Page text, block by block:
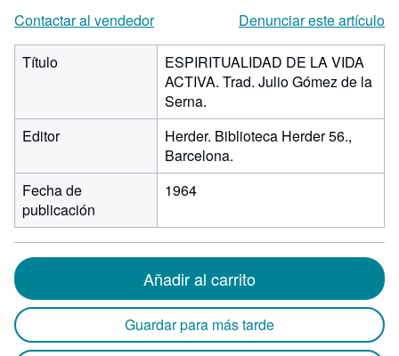
Contactar al vendedor
Denunciar este artículo
Título
ESPIRITUALIDAD DE LA VIDA
ACTIVA. Trad. Julio Gómez de la
Serna.
Editor
Herder. Biblioteca Herder 56.,
Barcelona.
Fecha de
publicación
1964
Añadir al carrito
Guardar para más tarde